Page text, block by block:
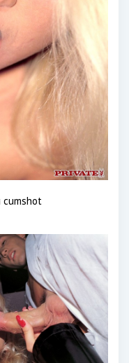
cumshot